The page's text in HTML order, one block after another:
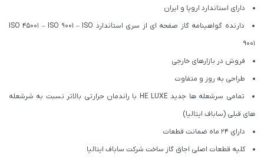
دارای استاندارد اروپا و ایران
دارنده گواهینامه گاز صفحه ای از سری استاندارد ISO 45001 – ISO 9001 – ISO
9001
فروش در بازارهای خارجی
طراحی به روز و متفاوت
تمامی سرشعله ها جدید HE LUXE با راندمان حرارتی بالاتر نسبت به شرشعله
های قبلی (ساباف ایتالیا)
دارای 24 ماه ضمانت قطعات
کلیه قطعات اصلی اجاق گاز ساخت شرکت ساباف ایتالیا